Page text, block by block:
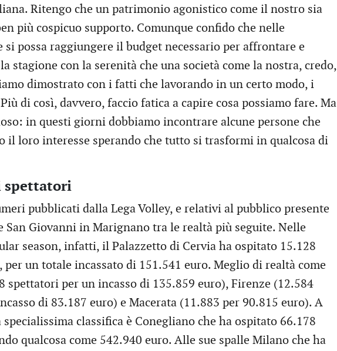
Ritengo che un patrimonio agonistico come il nostro sia
più cospicuo supporto. Comunque confido che nelle
si possa raggiungere il budget necessario per affrontare e
stagione con la serenità che una società come la nostra, credo,
dimostrato con i fatti che lavorando in un certo modo, i
di così, davvero, faccio fatica a capire cosa possiamo fare. Ma
in questi giorni dobbiamo incontrare alcune persone che
il loro interesse sperando che tutto si trasformi in qualcosa di
spettatori
pubblicati dalla Lega Volley, e relativi al pubblico presente
San Giovanni in Marignano tra le realtà più seguite. Nelle
season, infatti, il Palazzetto di Cervia ha ospitato 15.128
un totale incassato di 151.541 euro. Meglio di realtà come
spettatori per un incasso di 135.859 euro), Firenze (12.584
di 83.187 euro) e Macerata (11.883 per 90.815 euro). A
specialissima classifica è Conegliano che ha ospitato 66.178
qualcosa come 542.940 euro. Alle sue spalle Milano che ha